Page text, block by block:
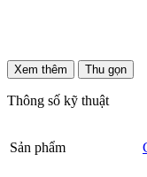
Xem thêm Thu gọn
Thông số kỹ thuật
Sản phẩm